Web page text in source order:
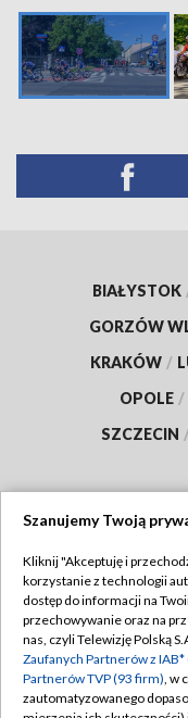
BIAŁYSTOK
GORZÓW
KRAKÓW /
OPOLE /
SZCZECIN
Abonament TVP
Emisja w TVP
Centrum informacji
Szanujemy Twoją
Kliknij "Akceptuję i
korzystanie z technologii
dostęp do informacji na
przechowywanie oraz na
nas, czyli Telewizję Polską
Zaufanych Partnerów z
Partnerów TVP (93 firm), w
zautomatyzowanego